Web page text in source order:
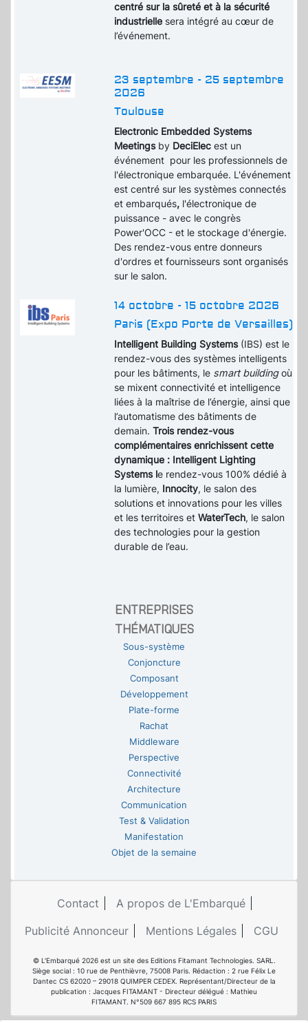
centré sur la sûreté et à la sécurité
industrielle sera intégré au cœur de
l’événement.
23 septembre - 25 septembre
2026
Toulouse
Electronic Embedded Systems
Meetingsby DeciElecest un
événement pour les professionnels de
l'électronique embarquée. L'événement
est centré sur les systèmes connectés
et embarqués, l'électronique de
puissance - avec le congrès
Power'OCC - et le stockage d'énergie.
Des rendez-vous entre donneurs
d'ordres et fournisseurs sont organisés
sur le salon.
14 octobre - 15 octobre 2026
Paris (Expo Porte de Versailles)
Intelligent Building Systems(IBS) est le
rendez-vous des systèmes intelligents
pour les bâtiments, le smart buildingoù
se mixent connectivité et intelligence
liées à la maîtrise de l’énergie, ainsi que
l’automatisme des bâtiments de
demain.Trois rendez-vous
complémentaires enrichissent cette
dynamique : Intelligent Lighting
Systems le rendez-vous 100% dédié à
la lumière, Innocity, le salon des
solutions et innovations pour les villes
et les territoires etWaterTech, le salon
des technologies pour la gestion
durable de l’eau.
ENTREPRISES
THÉMATIQUES
Sous-système
Conjoncture
Composant
Développement
Plate-forme
Rachat
Middleware
Perspective
Connectivité
Architecture
Communication
Test & Validation
Manifestation
Objet de la semaine
Contact
A propos de L'Embarqué
Publicité Annonceur
Mentions Légales CGU
© L'Embarqué 2026 est un site des Editions Fitamant Technologies. SARL.
Siège social : 10 rue de Penthièvre, 75008 Paris. Rédaction : 2 rue Félix Le
Dantec CS 62020 – 29018 QUIMPER CEDEX. Représentant/Directeur de la
publication : Jacques FITAMANT - Directeur délégué : Mathieu
FITAMANT. N°509 667 895 RCS PARIS